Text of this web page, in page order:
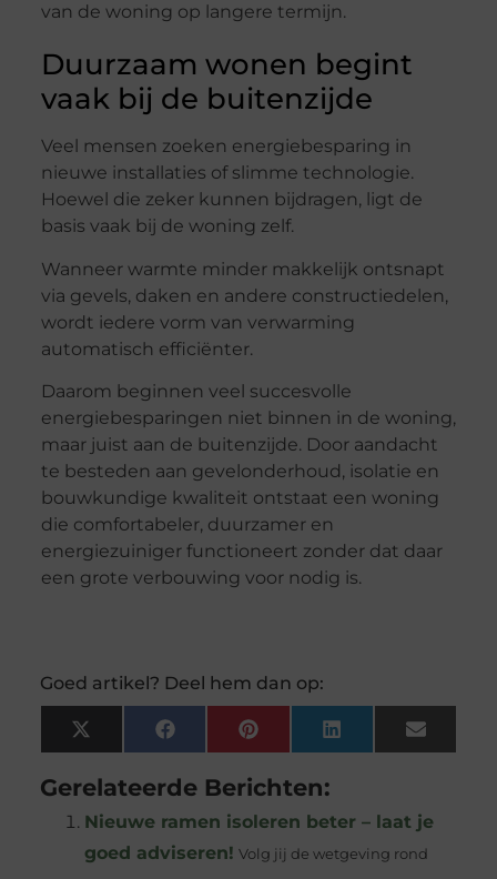
van de woning op langere termijn.
Duurzaam wonen begint
vaak bij de buitenzijde
Veel mensen zoeken energiebesparing in
nieuwe installaties of slimme technologie.
Hoewel die zeker kunnen bijdragen, ligt de
basis vaak bij de woning zelf.
Wanneer warmte minder makkelijk ontsnapt
via gevels, daken en andere constructiedelen,
wordt iedere vorm van verwarming
automatisch efficiënter.
Daarom beginnen veel succesvolle
energiebesparingen niet binnen in de woning,
maar juist aan de buitenzijde. Door aandacht
te besteden aan gevelonderhoud, isolatie en
bouwkundige kwaliteit ontstaat een woning
die comfortabeler, duurzamer en
energiezuiniger functioneert zonder dat daar
een grote verbouwing voor nodig is.
Goed artikel? Deel hem dan op:
X
(Twitter)
FacebookPinterestLinkedInEmail
Gerelateerde Berichten:
Nieuwe ramen isoleren beter – laat je
goed adviseren! Volg jij de wetgeving rond